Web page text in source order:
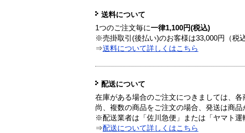
送料について
1つのご注文毎に一律1,100円(税込)
※売掛取引(後払い)のお客様は33,000円（税
⇒送料について詳しくはこちら
配送について
在庫がある場合のご注文につきましては、
尚、複数の商品をご注文の場合、発送は商
※配送業者は「佐川急便」または「ヤマト運
⇒配送について詳しくはこちら